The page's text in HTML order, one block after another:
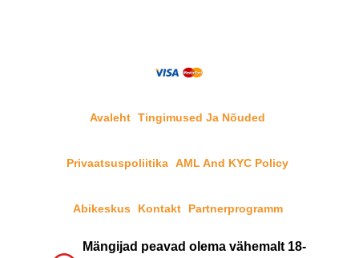
Avaleht Tingimused Ja Nõuded
Privaatsuspoliitika AML And KYC Policy
Abikeskus Kontakt Partnerprogramm
Mängijad peavad olema vähemalt 18-